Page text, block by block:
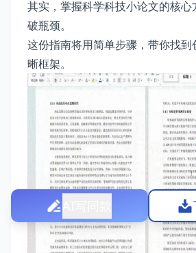
其实，掌握科学科技小论文的核心
破瓶颈。
这份指南将用简单步骤，带你找
晰框架。